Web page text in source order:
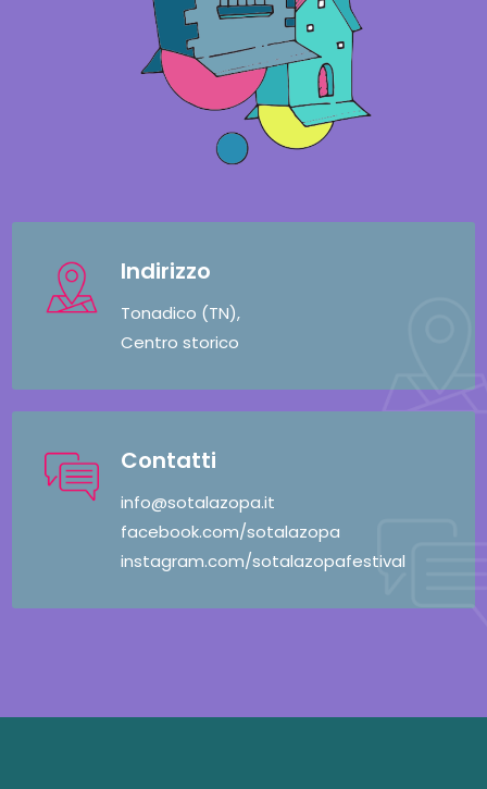
Indirizzo
Tonadico (TN),
Centro storico
Contatti
info@sotalazopa.it
facebook.com/sotalazopa
instagram.com/sotalazopafestival